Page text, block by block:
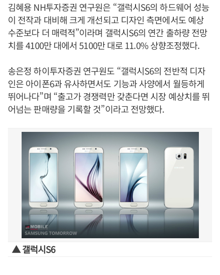
김혜용 NH투자증권 연구원은 “갤럭시S6의 하드웨어 성능
이 전작과 대비해 크게 개선되고 디자인 측면에서도 예상
수준보다 더 매력적”이라며 갤럭시S6의 연간 출하량 전망
치를 4100만 대에서 5100만 대로 11.0% 상향조정했다.
송은정 하이투자증권 연구원도 “갤럭시S6의 전반적 디자
인은 아이폰6과 유사하면서도 기능과 사양에서 월등하게
뛰어나다”며 “출고가 경쟁력만 갖춘다면 시장 예상치를 뛰
어넘는 판매량을 기록할 것”이라고 전망했다.
▲ 갤럭시S6